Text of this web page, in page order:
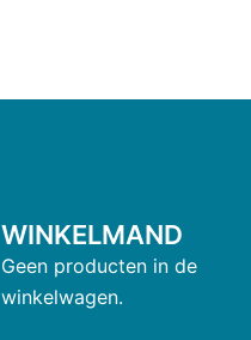
WINKELMAND
Geen producten in de
winkelwagen.